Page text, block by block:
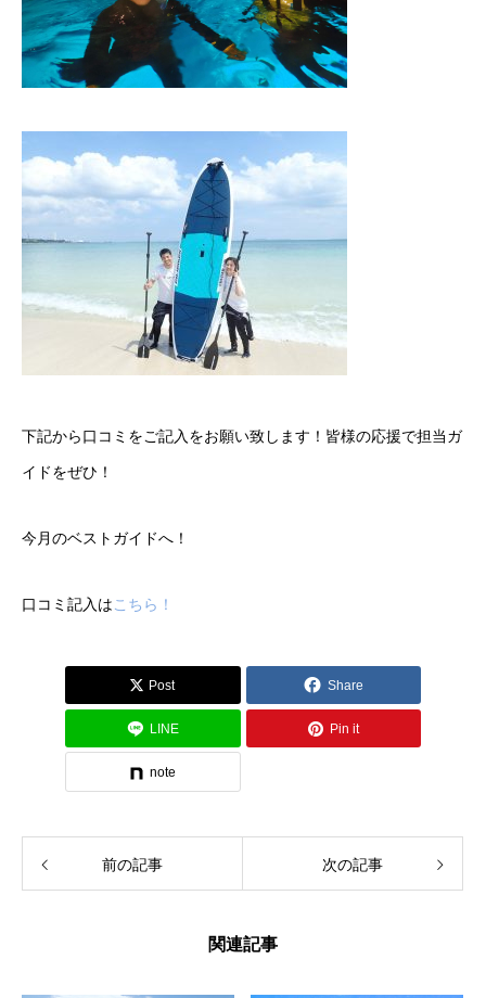
下記から口コミをご記入をお願い致します！皆様の応援で担当ガ
イドをぜひ！
今月のベストガイドへ！
口コミ記入は こちら！
Post Share
LINE Pin it
note
前の記事 次の記事
関連記事